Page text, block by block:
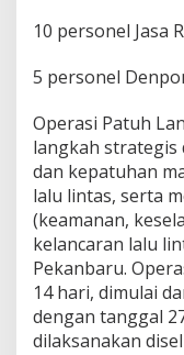
10 personel Jasa
5 personel
Operasi Patuh
langkah strategis
dan kepatuhan
lalu lintas, serta
(keamanan,
kelancaran lalu
Pekanbaru.
14 hari, dimulai
dengan tanggal
dilaksanakan